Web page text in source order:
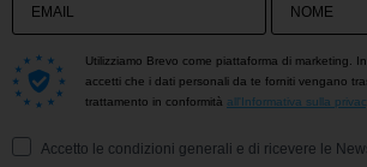
Utilizziamo Brevo come piattaforma di marketing.
accetti che i dati personali da te forniti vengano
trattamento in conformità all'Informativa sulla
Accetto le condizioni generali e di ricevere le